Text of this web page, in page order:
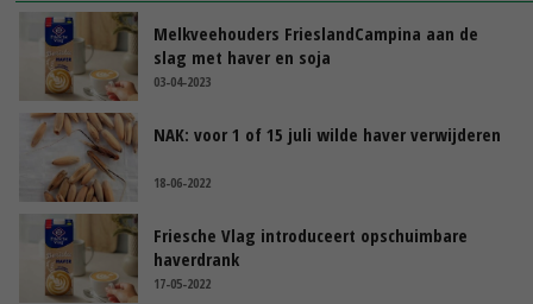
Melkveehouders FrieslandCampina aan de
slag met haver en soja
03-04-2023
NAK: voor 1 of 15 juli wilde haver verwijderen
18-06-2022
Friesche Vlag introduceert opschuimbare
haverdrank
17-05-2022